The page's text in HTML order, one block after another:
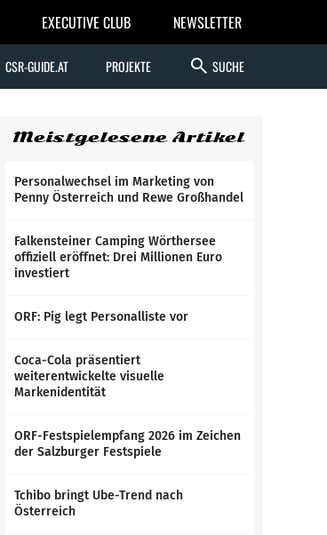
EXECUTIVE CLUB NEWSLETTER
CSR-GUIDE.AT PROJEKTE search SUCHE
Meistgelesene Artikel
Personalwechsel im Marketing von
Penny Österreich und Rewe Großhandel
Falkensteiner Camping Wörthersee
offiziell eröffnet: Drei Millionen Euro
investiert
ORF: Pig legt Personalliste vor
Coca-Cola präsentiert
weiterentwickelte visuelle
Markenidentität
ORF-Festspielempfang 2026 im Zeichen
der Salzburger Festspiele
Tchibo bringt Ube-Trend nach
Österreich